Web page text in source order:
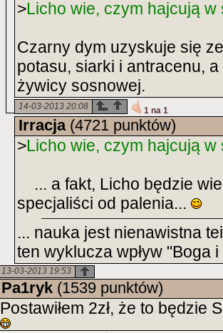
>Licho wie, czym hajcują
Czarny dym uzyskuje się
potasu, siarki i antracenu,
żywicy sosnowej.
14-03-2013 20:08 1 na 1
Irracja(4721 punktów)
>Licho wie, czym hajcują
... a fakt, Licho będzie
specjaliści od palenia...
... nauka jest nienawistna
ten wyklucza wpływ "Boga
13-03-2013 19:53
Pa1ryk (1539 punktów)
Postawiłem 2zł, że to będzie